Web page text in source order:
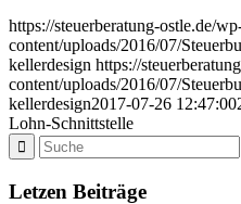
https://steuerberatung-ostle.de/
content/uploads/2016/07/
kellerdesign https://
content/uploads/2016/07/
kellerdesign2017-07-26 12:47:00
Lohn-Schnittstelle
Letzen Beiträge